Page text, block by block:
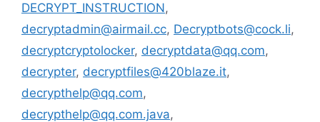
DECRYPT_INSTRUCTION,
decryptadmin@airmail.cc, Decryptbots@cock.li,
decryptcryptolocker, decryptdata@qq.com,
decrypter, decryptfiles@420blaze.it,
decrypthelp@qq.com,
decrypthelp@qq.com.java,